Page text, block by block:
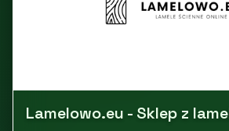
Lamelowo.eu - Sklep z